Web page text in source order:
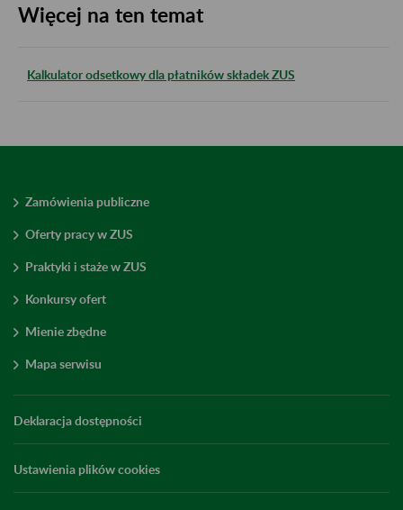
Więcej na ten temat
Kalkulator odsetkowy dla płatników składek ZUS
Zamówienia publiczne
Oferty pracy w ZUS
Praktyki i staże w ZUS
Konkursy ofert
Mienie zbędne
Mapa serwisu
Deklaracja dostępności
Ustawienia plików cookies